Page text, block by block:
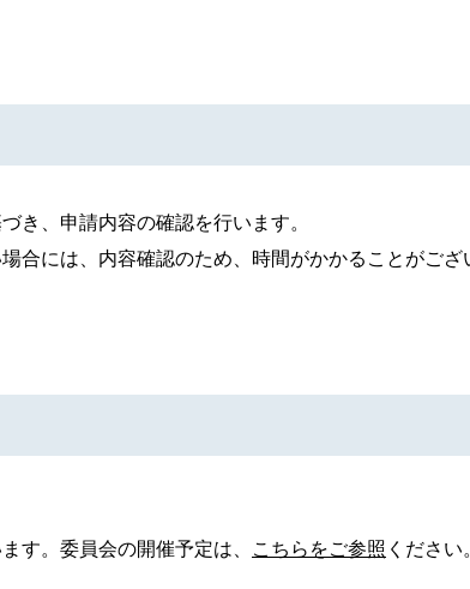
き、申請内容の確認を行います。
合には、内容確認のため、時間がかかることがござ
す。委員会の開催予定は、 こちらをご参照 ください。